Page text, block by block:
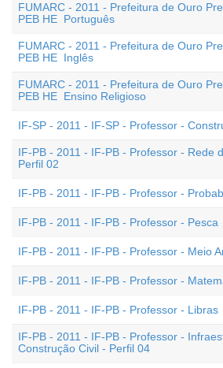
FUMARC - 2011 - Prefeitura de Ouro
PEB HE  Português
FUMARC - 2011 - Prefeitura de Ouro
PEB HE  Inglês
FUMARC - 2011 - Prefeitura de Ouro
PEB HE  Ensino Religioso
IF-SP - 2011 - IF-SP - Professor -
IF-PB - 2011 - IF-PB - Professor - Rede
Perfil 02
IF-PB - 2011 - IF-PB - Professor -
IF-PB - 2011 - IF-PB - Professor - Pesca
IF-PB - 2011 - IF-PB - Professor - Meio
IF-PB - 2011 - IF-PB - Professor -
IF-PB - 2011 - IF-PB - Professor - Libras
IF-PB - 2011 - IF-PB - Professor -
Construção Civil - Perfil 04